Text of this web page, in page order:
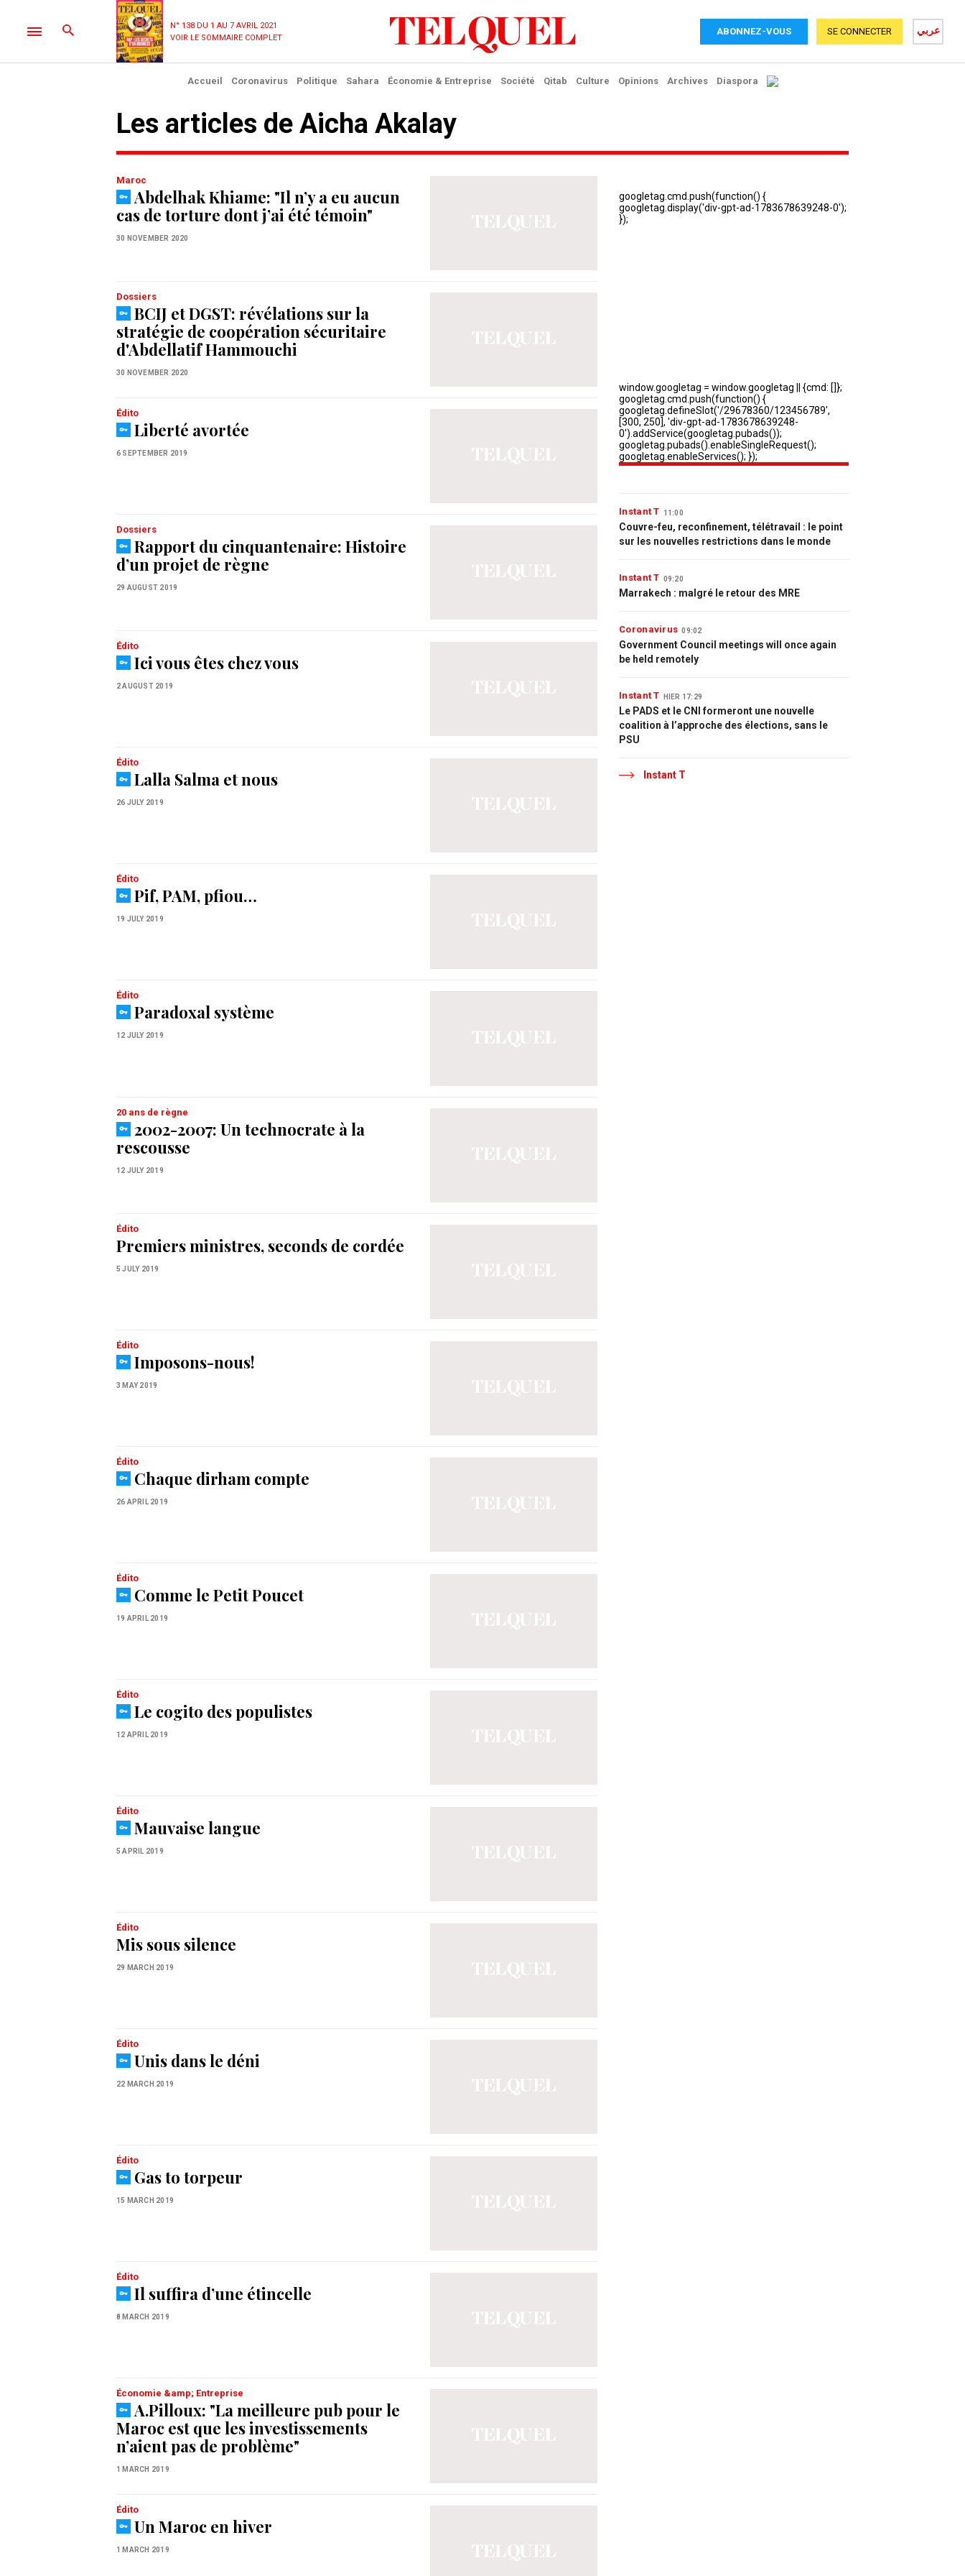
N° 138 DU 1 AU 7 AVRIL 2021
VOIR LE SOMMAIRE COMPLET
ABONNEZ-VOUS عربي SE CONNECTER
Accueil Coronavirus Politique Sahara Économie & Entreprise Société Qitab Culture Opinions Archives Diaspora
Les articles de Aicha Akalay
Maroc
Abdelhak Khiame: "Il n’y a eu aucun
cas de torture dont j’ai été témoin"
30 NOVEMBER 2020
Dossiers
BCIJ et DGST: révélations sur la
stratégie de coopération sécuritaire
d'Abdellatif Hammouchi
30 NOVEMBER 2020
Édito
Liberté avortée
6 SEPTEMBER 2019
Dossiers
Rapport du cinquantenaire: Histoire
d’un projet de règne
29 AUGUST 2019
Édito
Ici vous êtes chez vous
2 AUGUST 2019
Édito
Lalla Salma et nous
26 JULY 2019
Édito
Pif, PAM, pfiou…
19 JULY 2019
Édito
Paradoxal système
12 JULY 2019
20 ans de règne
2002-2007: Un technocrate à la
rescousse
12 JULY 2019
Édito
Premiers ministres, seconds de cordée
5 JULY 2019
Édito
Imposons-nous!
3 MAY 2019
Édito
Chaque dirham compte
26 APRIL 2019
Édito
Comme le Petit Poucet
19 APRIL 2019
Édito
Le cogito des populistes
12 APRIL 2019
Édito
Mauvaise langue
5 APRIL 2019
Édito
Mis sous silence
29 MARCH 2019
Édito
Unis dans le déni
22 MARCH 2019
Édito
Gas to torpeur
15 MARCH 2019
Édito
Il suffira d’une étincelle
8 MARCH 2019
Économie &amp; Entreprise
A.Pilloux: "La meilleure pub pour le
Maroc est que les investissements
n’aient pas de problème"
1 MARCH 2019
Édito
Un Maroc en hiver
1 MARCH 2019
Instant T 11:00
Couvre-feu, reconfinement, télétravail : le point
sur les nouvelles restrictions dans le monde
Instant T 09:20
Marrakech : malgré le retour des MRE
Coronavirus 09:02
Government Council meetings will once again
be held remotely
Instant T HIER 17:29
Le PADS et le CNI formeront une nouvelle
coalition à l’approche des élections, sans le
PSU
Instant T